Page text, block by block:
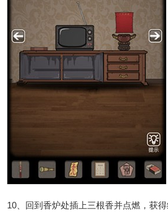
10、回到香炉处插上三根香并点燃，获得